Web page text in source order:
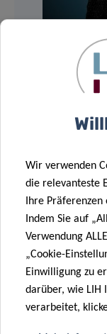
Wir verwenden
die relevanteste
Ihre
Indem Sie auf
Verwendung
„Cookie-
Einwilligung zu
darüber, wie LIH
verarbeitet,